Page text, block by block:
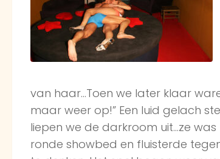
van haar…Toen we later klaar
maar weer op!” Een luid gelach
liepen we de darkroom uit…ze
ronde showbed en fluisterde